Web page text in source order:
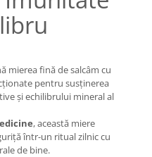
mierea fină de salcâm cu
pentru susținerea
și echilibrului mineral al
, această miere
într-un ritual zilnic cu
de bine.